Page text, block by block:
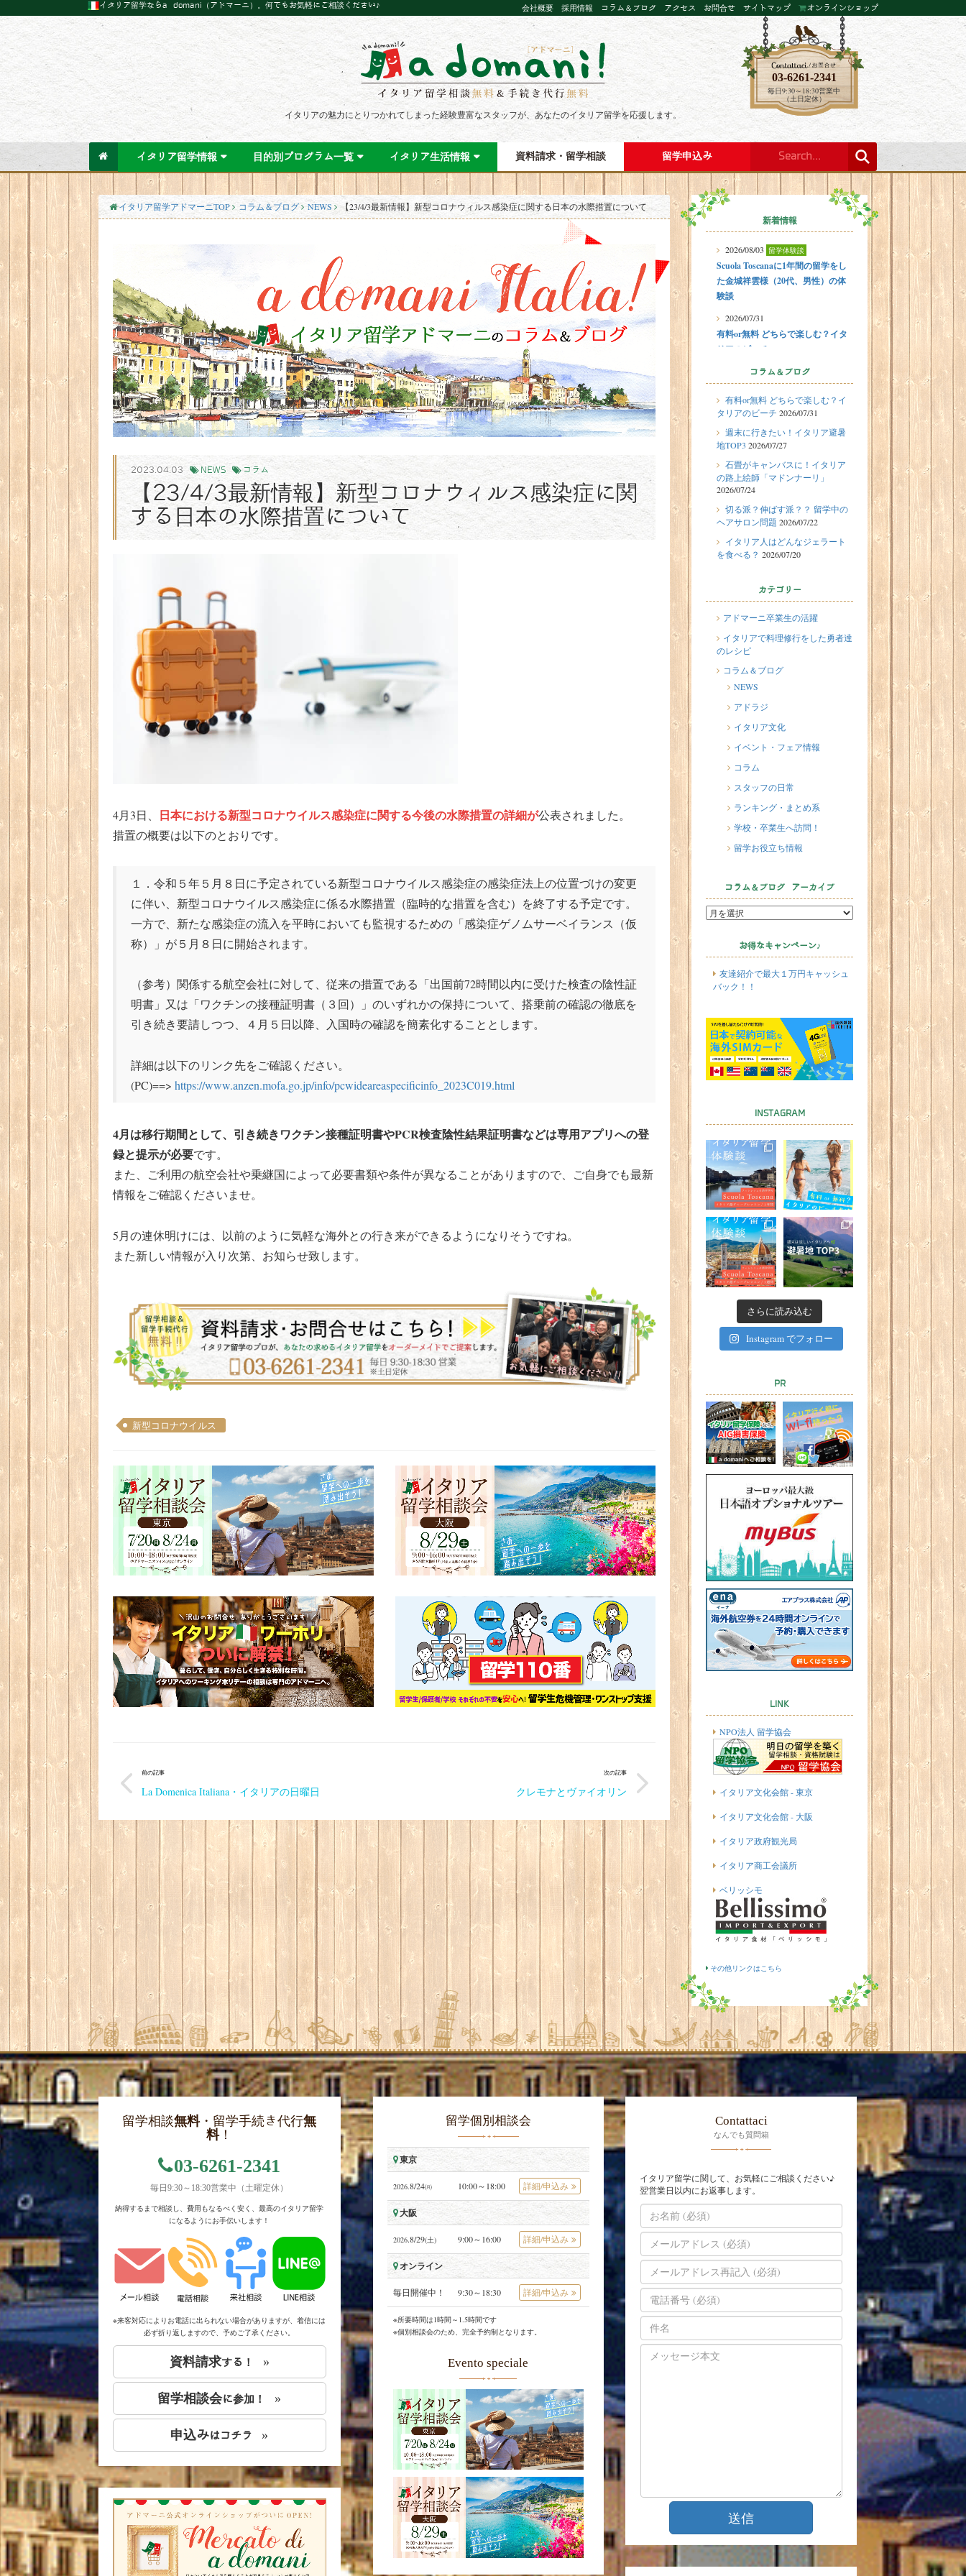
イタリア留学ならa domani（アドマーニ）。何でもお気軽にご相談ください♪ 会社概要 採用情報 コラム＆ブログ アクセス お問合せ サイトマップ オンラインショップ
イタリアの魅力にとりつかれてしまった経験豊富なスタッフが、あなたのイタリア留学を応援します。
03-6261-2341
毎日9:30～18:30営業中
（土日定休）
イタリア留学情報 目的別プログラム一覧 イタリア生活情報 資料請求・留学相談 留学申込み
イタリア留学アドマーニTOP コラム＆ブログ NEWS 【23/4/3最新情報】新型コロナウィルス感染症に関する日本の水際措置について
2023.04.03 NEWS コラム
【23/4/3最新情報】新型コロナウィルス感染症に関
する日本の水際措置について
4月3日、 日本における新型コロナウイルス感染症に関する今後の水際措置の詳細が公表されました。
措置の概要は以下のとおりです。
１．令和５年５月８日に予定されている新型コロナウイルス感染症の感染症法上の位置づけの変更
に伴い、新型コロナウイルス感染症に係る水際措置（臨時的な措置を含む）を終了する予定です。
一方で、新たな感染症の流入を平時においても監視するための「感染症ゲノムサーベイランス（仮
称）」が５月８日に開始されます。
（参考）関係する航空会社に対して、従来の措置である「出国前72時間以内に受けた検査の陰性証
明書」又は「ワクチンの接種証明書（３回）」のいずれかの保持について、搭乗前の確認の徹底を
引き続き要請しつつ、４月５日以降、入国時の確認を簡素化することとします。
詳細は以下のリンク先をご確認ください。
(PC)==> https://www.anzen.mofa.go.jp/info/pcwideareaspecificinfo_2023C019.html
4月は移行期間として、引き続きワクチン接種証明書やPCR検査陰性結果証明書などは専用アプリへの登
録と提示が必要です。
また、ご利用の航空会社や乗継国によって必要書類や条件が異なることがありますので、ご自身でも最新
情報をご確認くださいませ。
5月の連休明けには、以前のように気軽な海外との行き来ができるようになりそうですね。
また新しい情報が入り次第、お知らせ致します。
新型コロナウイルス
前の記事
La Domenica Italiana・イタリアの日曜日
次の記事
クレモナとヴァイオリン
新着情報
2026/08/03 留学体験談
Scuola Toscanaに1年間の留学をし
た金城祥雲様（20代、男性）の体
験談
2026/07/31
有料or無料 どちらで楽しむ？イタ
リアのビーチ
2026/07/29 留学体験談
フィレンツェに1週間の語学留学を
したT.Sさん（10代、女性）の体験
談
2026/07/27
TOP3
2026/07/24
石畳がキャンバスに！イタリアの
路上絵師「マドンナーリ」
2026/07/22
切る派？伸ばす派？？ 留学中のヘ
2026/07/20
イタリア人はどんなジェラートを
2026/07/17
イタリアが誇る3人の天才芸術家 そ
の傑作を見に行こう！
2026/07/16
味わってみたい！魚介の「ごった
チュッコ）
2026/07/14
インスタライブのお知らせ
コラム＆ブログ
有料or無料 どちらで楽しむ？イ
タリアのビーチ 2026/07/31
週末に行きたい！イタリア避暑
地TOP3 2026/07/27
石畳がキャンバスに！イタリア
の路上絵師「マドンナーリ」
2026/07/24
切る派？伸ばす派？？ 留学中の
ヘアサロン問題 2026/07/22
イタリア人はどんなジェラート
を食べる？ 2026/07/20
カテゴリー
アドマーニ卒業生の活躍
イタリアで料理修行をした勇者達
のレシピ
コラム＆ブログ
NEWS
アドラジ
イタリア文化
イベント・フェア情報
コラム
スタッフの日常
ランキング・まとめ系
学校・卒業生へ訪問！
留学お役立ち情報
コラム＆ブログ アーカイブ
お得なキャンペーン♪
友達紹介で最大１万円キャッシュ
バック！！
INSTAGRAM
さらに読み込む
Instagram でフォロー
PR
LINK
NPO法人 留学協会
イタリア文化会館 - 東京
イタリア文化会館 - 大阪
イタリア政府観光局
イタリア商工会議所
ベリッシモ
その他リンクはこちら
留学相談無料・留学手続き代行無
料！
03-6261-2341
毎日9:30～18:30営業中（土曜定休）
納得するまで相談し、費用もなるべく安く、最高のイタリア留学
になるようにお手伝いします！
※来客対応によりお電話に出られない場合がありますが、着信には
必ず折り返しますので、予めご了承ください。
資料請求する！ »
留学相談会に参加！ »
申込みはコチラ »
留学個別相談会
東京
2026.8/24㈪ 10:00～18:00 詳細/申込み
大阪
2026.8/29(土) 9:00～16:00 詳細/申込み
オンライン
毎日開催中！ 9:30～18:30 詳細/申込み
※所要時間は1時間～1.5時間です
※個別相談会のため、完全予約制となります。
Evento speciale
Contattaci
なんでも質問箱
イタリア留学に関して、お気軽にご相談ください♪
翌営業日以内にお返事します。